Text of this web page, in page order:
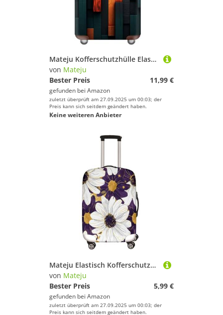
Mateju Kofferschutzhülle Elastisch Kofferhülle 18-32 Zoll, Gepäck Cover 3D Geometrien Reisekoffer Hülle Trolley Case Schutzhülle Staubdichte Kofferbezug (Limone Orange,XL)
von Mateju
Bester Preis
11,99 €
gefunden bei Amazon
zuletzt überprüft am 27.09.2025 um 00:03; der
Preis kann sich seitdem geändert haben.
Keine weiteren Anbieter
Mateju Elastisch Kofferschutzhülle, 3D-Gänseblümchen Kofferhülle Gepäck Cover, Waschbare Reisekoffer Hülle Trolley Case Kofferbezug für Koffer von 18-32 Zoll (Gänseblümchen 15,S)
von Mateju
Bester Preis
5,99 €
gefunden bei Amazon
zuletzt überprüft am 27.09.2025 um 00:03; der
Preis kann sich seitdem geändert haben.